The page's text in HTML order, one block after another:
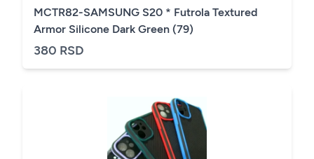
MCTR82-SAMSUNG S20 * Futrola Textured
Armor Silicone Dark Green (79)
380 RSD